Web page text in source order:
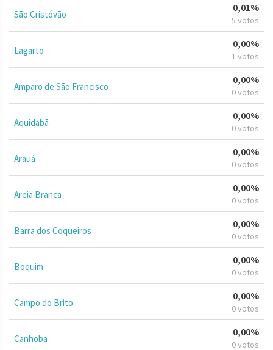
São Cristóvão
0,01%
5 votos
Lagarto
0,00%
1 votos
Amparo de São Francisco
0,00%
0 votos
Aquidabã
0,00%
0 votos
Arauá
0,00%
0 votos
Areia Branca
0,00%
0 votos
Barra dos Coqueiros
0,00%
0 votos
Boquim
0,00%
0 votos
Campo do Brito
0,00%
0 votos
Canhoba
0,00%
0 votos